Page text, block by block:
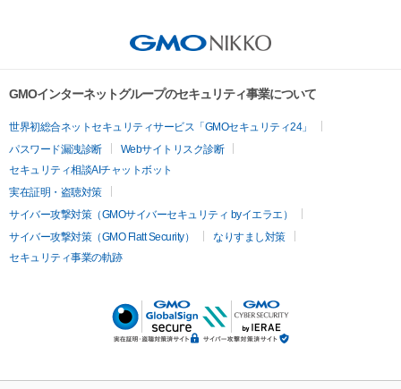
GMOインターネットグループのセキュリティ事業について
世界初総合ネットセキュリティサービス「GMOセキュリティ24」
パスワード漏洩診断
Webサイトリスク診断
セキュリティ相談AIチャットボット
実在証明・盗聴対策
サイバー攻撃対策（GMOサイバーセキュリティ byイエラエ）
サイバー攻撃対策（GMO Flatt Security）
なりすまし対策
セキュリティ事業の軌跡